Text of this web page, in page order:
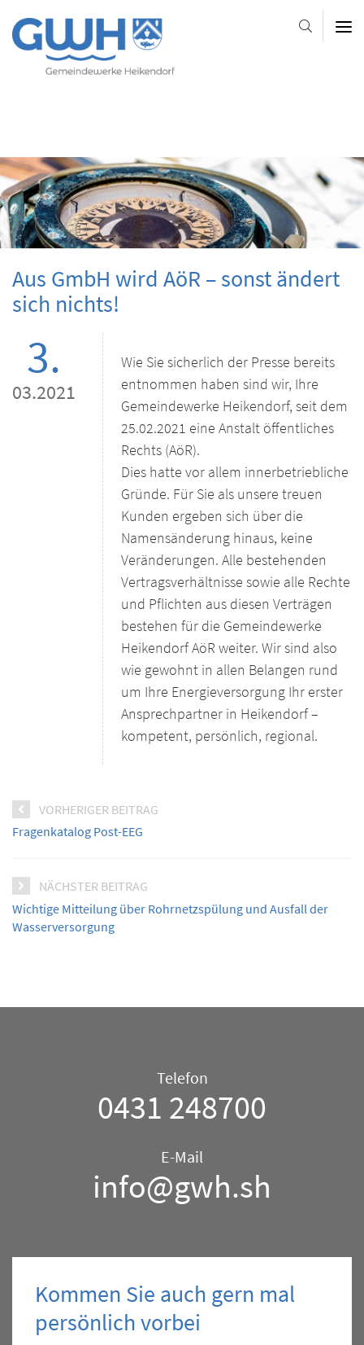
Slider
im
Kopfbereich
Aus GmbH wird AöR – sonst ändert
sich nichts!
3.
03.2021
Wie Sie sicherlich der Presse bereits
entnommen haben sind wir, Ihre
Gemeindewerke Heikendorf, seit dem
25.02.2021 eine Anstalt öffentliches
Rechts (AöR).
Dies hatte vor allem innerbetriebliche
Gründe. Für Sie als unsere treuen
Kunden ergeben sich über die
Namensänderung hinaus, keine
Veränderungen. Alle bestehenden
Vertragsverhältnisse sowie alle Rechte
und Pflichten aus diesen Verträgen
bestehen für die Gemeindewerke
Heikendorf AöR weiter. Wir sind also
wie gewohnt in allen Belangen rund
um Ihre Energieversorgung Ihr erster
Ansprechpartner in Heikendorf –
kompetent, persönlich, regional.
VORHERIGER BEITRAG
Fragenkatalog Post-EEG
NÄCHSTER BEITRAG
Wichtige Mitteilung über Rohrnetzspülung und Ausfall der
Wasserversorgung
Telefon
0431 248700
E-Mail
info@gwh.sh
Kommen Sie auch gern mal
persönlich vorbei